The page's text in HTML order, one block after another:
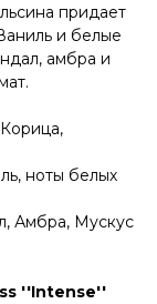
придает
и белые
амбра и
ноты белых
Амбра, Мускус
''Intense''